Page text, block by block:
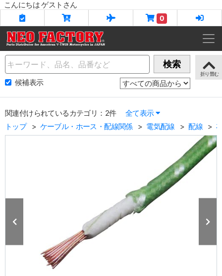
こんにちは ゲストさん
0
Name 検索
候補表示
関連付けられているカテゴリ：2件
全て表示
トップ
ケーブル・ホース・配線関係 電気配線 配線